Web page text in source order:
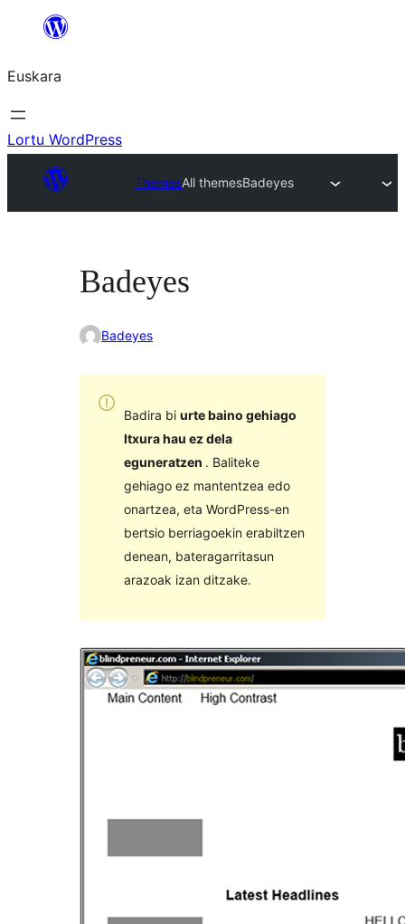
Euskara
Lortu WordPress
ThemesAll themesBadeyes
Badeyes
Badeyes
Badira bi urte baino gehiago
Itxura hau ez dela
eguneratzen . Baliteke
gehiago ez mantentzea edo
onartzea, eta WordPress-en
bertsio berriagoekin erabiltzen
denean, bateragarritasun
arazoak izan ditzake.